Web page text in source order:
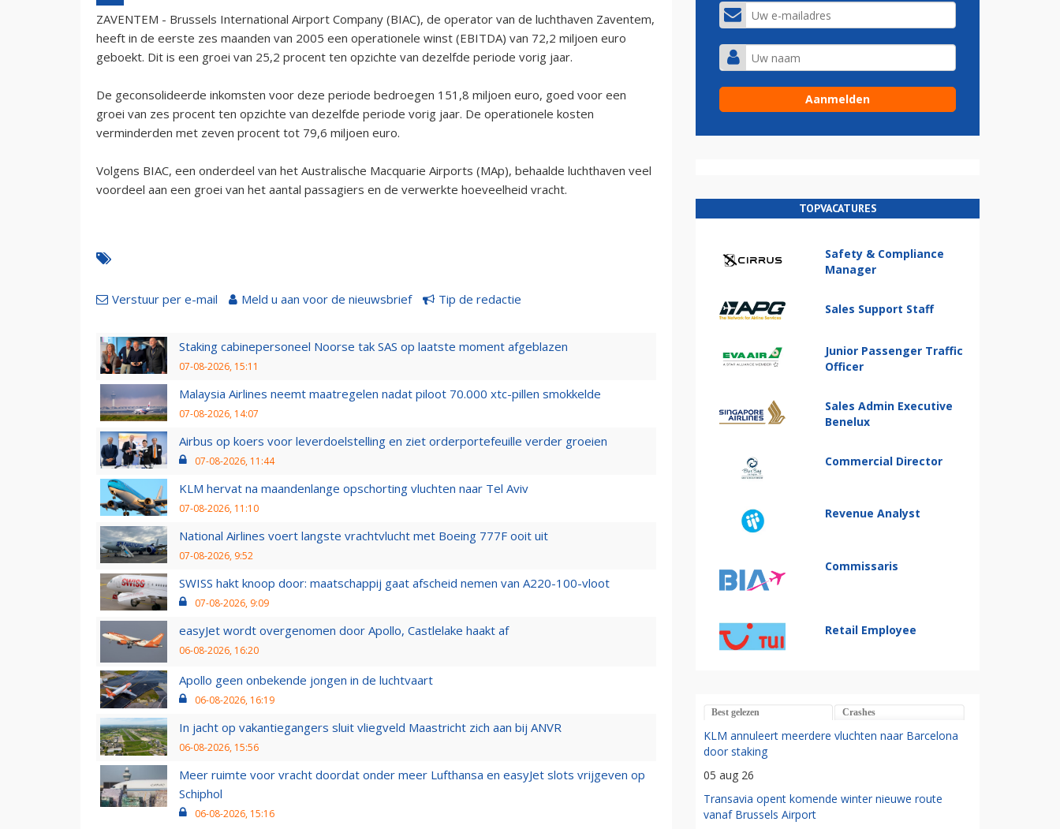
ZAVENTEM - Brussels International Airport Company (BIAC), de operator van de luchthaven Zaventem,
heeft in de eerste zes maanden van 2005 een operationele winst (EBITDA) van 72,2 miljoen euro
geboekt. Dit is een groei van 25,2 procent ten opzichte van dezelfde periode vorig jaar.
De geconsolideerde inkomsten voor deze periode bedroegen 151,8 miljoen euro, goed voor een
groei van zes procent ten opzichte van dezelfde periode vorig jaar. De operationele kosten
verminderden met zeven procent tot 79,6 miljoen euro.
Volgens BIAC, een onderdeel van het Australische Macquarie Airports (MAp), behaalde luchthaven veel
voordeel aan een groei van het aantal passagiers en de verwerkte hoeveelheid vracht.
Verstuur per e-mail Meld u aan voor de nieuwsbrief Tip de redactie
Staking cabinepersoneel Noorse tak SAS op laatste moment afgeblazen
07-08-2026, 15:11
Malaysia Airlines neemt maatregelen nadat piloot 70.000 xtc-pillen smokkelde
07-08-2026, 14:07
Airbus op koers voor leverdoelstelling en ziet orderportefeuille verder groeien
07-08-2026, 11:44
KLM hervat na maandenlange opschorting vluchten naar Tel Aviv
07-08-2026, 11:10
National Airlines voert langste vrachtvlucht met Boeing 777F ooit uit
07-08-2026, 9:52
SWISS hakt knoop door: maatschappij gaat afscheid nemen van A220-100-vloot
07-08-2026, 9:09
easyJet wordt overgenomen door Apollo, Castlelake haakt af
06-08-2026, 16:20
Apollo geen onbekende jongen in de luchtvaart
06-08-2026, 16:19
In jacht op vakantiegangers sluit vliegveld Maastricht zich aan bij ANVR
06-08-2026, 15:56
Meer ruimte voor vracht doordat onder meer Lufthansa en easyJet slots vrijgeven op
Schiphol
06-08-2026, 15:16
TOPVACATURES
Safety & Compliance
Manager
Sales Support Staff
Junior Passenger Traffic
Officer
Sales Admin Executive
Benelux
Commercial Director
Revenue Analyst
Commissaris
Retail Employee
Best gelezen Crashes
KLM annuleert meerdere vluchten naar Barcelona
door staking
05 aug 26
Transavia opent komende winter nieuwe route
vanaf Brussels Airport